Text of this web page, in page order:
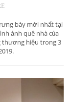
bày mới nhất tại
ảnh quê nhà của
thương hiệu trong 3